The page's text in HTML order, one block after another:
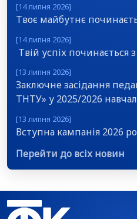
[14 липня 2026]
Твоє майбутнє
[14 липня 2026]
Твій успіх починається
[13 липня 2026]
Заключне засідання
ТНТУ» у 2025/2026
[13 липня 2026]
Вступна кампанія 2026
Перейти до всіх новин